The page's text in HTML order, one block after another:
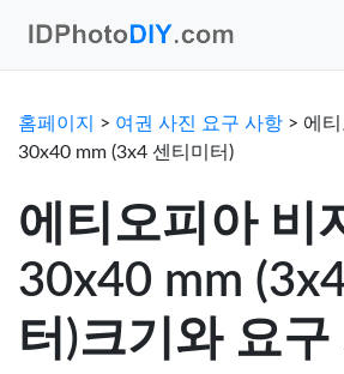
홈페이지 > 여권 사진 요구 사항 > 에
30x40 mm (3x4 센티미터)
에티오피아 비
30x40 mm
터)크기와 요구